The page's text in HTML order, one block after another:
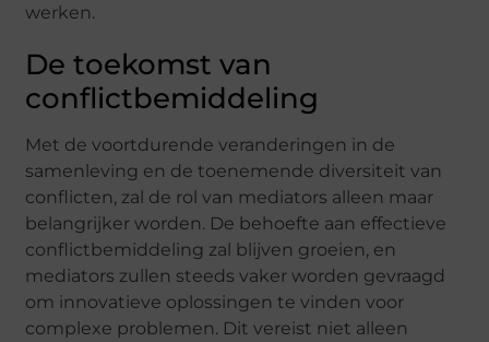
werken.
De toekomst van
conflictbemiddeling
Met de voortdurende veranderingen in de
samenleving en de toenemende diversiteit van
conflicten, zal de rol van mediators alleen maar
belangrijker worden. De behoefte aan effectieve
conflictbemiddeling zal blijven groeien, en
mediators zullen steeds vaker worden gevraagd
om innovatieve oplossingen te vinden voor
complexe problemen. Dit vereist niet alleen